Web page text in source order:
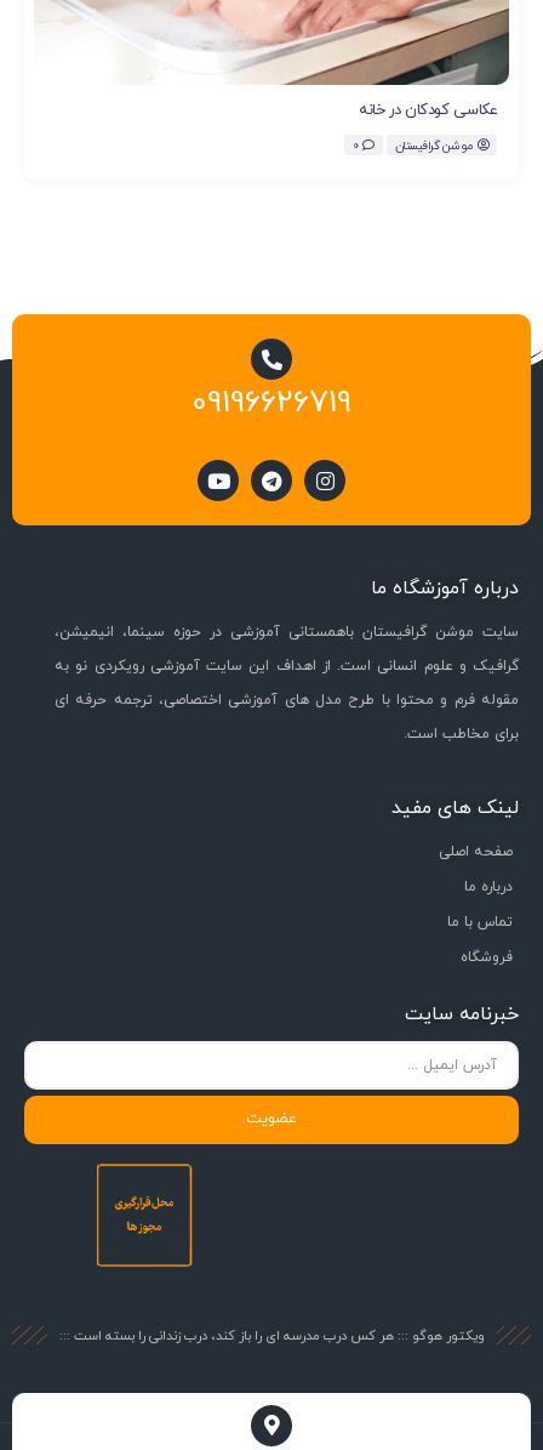
عکاسی کودکان در خانه
موشن گرافیستان 0
09196626719
درباره آموزشگاه ما
سایت موشن گرافیستان باهمستانی آموزشی در حوزه سینما، انیمیشن،
گرافیک و علوم انسانی است. از اهداف این سایت آموزشی رویکردی نو به
مقوله فرم و محتوا با طرح مدل های آموزشی اختصاصی، ترجمه حرفه ای
برای مخاطب است.
لینک های مفید
صفحه اصلی
درباره ما
تماس با ما
فروشگاه
خبرنامه سایت
عضویت
ویکتور هوگو ::: هر کس درب مدرسه ای را باز کند، درب زندانی را بسته است :::